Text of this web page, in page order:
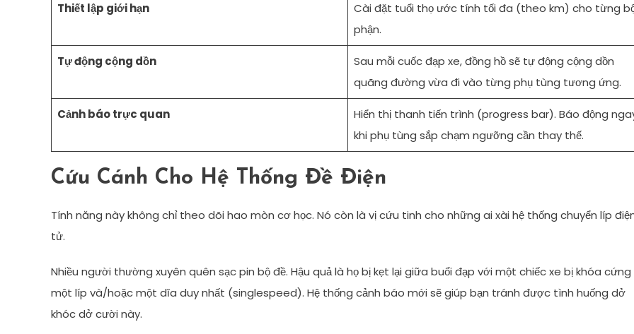
Thiết lập giới hạn
Cài đặt tuổi thọ ước tính tối đa (theo km) cho từng
phận.
Tự động cộng dồn
Sau mỗi cuốc đạp xe, đồng hồ sẽ tự động cộng dồn
quãng đường vừa đi vào từng phụ tùng tương ứng.
Cảnh báo trực quan
Hiển thị thanh tiến trình (progress bar). Báo động
khi phụ tùng sắp chạm ngưỡng cần thay thế.
Cứu Cánh Cho Hệ Thống Đề Điện
Tính năng này không chỉ theo dõi hao mòn cơ học. Nó còn là vị cứu tinh cho những ai xài hệ thống chuyển líp
tử.
Nhiều người thường xuyên quên sạc pin bộ đề. Hậu quả là họ bị kẹt lại giữa buổi đạp với một chiếc xe bị khóa
một líp và/hoặc một dĩa duy nhất (singlespeed). Hệ thống cảnh báo mới sẽ giúp bạn tránh được tình huống dở
khóc dở cười này.